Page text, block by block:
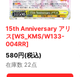
15th Anniversary アリ
ス[WS_KMS/W133-
004RR]
580円(税込)
在庫数 22点